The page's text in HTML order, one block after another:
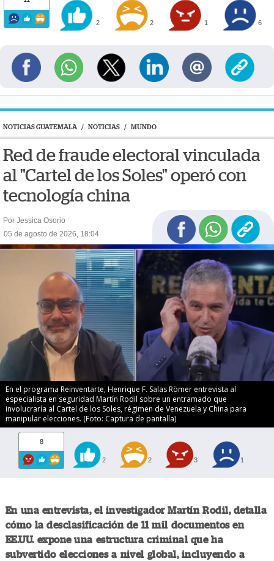
2 2 1 6
NOTICIAS GUATEMALA / NOTICIAS / MUNDO
Red de fraude electoral vinculada
al "Cartel de los Soles" operó con
tecnología china
Por Jessica Osorio
05 de agosto de 2026, 18:04
En el programa Reinventarte, Henrique F. Salas Römer entrevista al
especialista en seguridad Martín Rodil sobre un entramado que
involucraría al Cartel de los Soles, régimen de Venezuela y China para
manipular elecciones. (Foto: Captura de pantalla)
8
2 2 3 1
En una entrevista, el investigador Martín Rodil, detalla
cómo la desclasificación de 11 mil documentos en
EE.UU. expone una estructura criminal que ha
subvertido elecciones a nivel global, incluyendo a